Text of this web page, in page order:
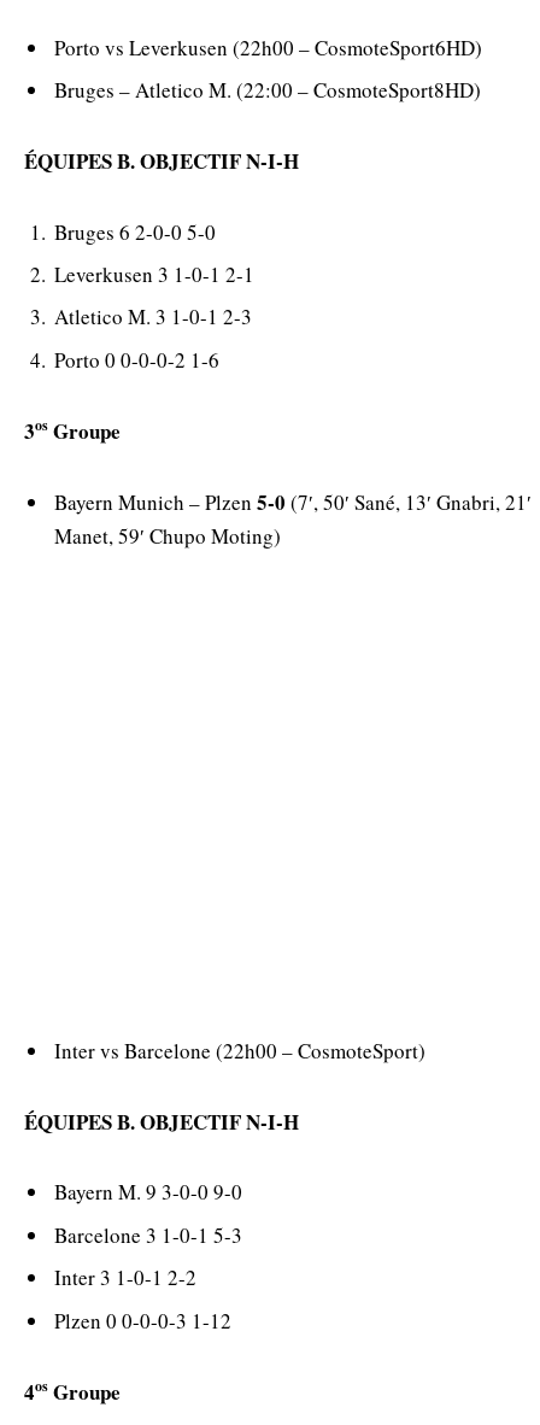
Porto vs Leverkusen (22h00 – CosmoteSport6HD)
Bruges – Atletico M. (22:00 – CosmoteSport8HD)
ÉQUIPES B. OBJECTIF N-I-H
Bruges 6 2-0-0 5-0
Leverkusen 3 1-0-1 2-1
Atletico M. 3 1-0-1 2-3
Porto 0 0-0-0-2 1-6
3os Groupe
Bayern Munich – Plzen 5-0 (7′, 50′ Sané, 13′ Gnabri, 21′
Manet, 59′ Chupo Moting)
Inter vs Barcelone (22h00 – CosmoteSport)
ÉQUIPES B. OBJECTIF N-I-H
Bayern M. 9 3-0-0 9-0
Barcelone 3 1-0-1 5-3
Inter 3 1-0-1 2-2
Plzen 0 0-0-0-3 1-12
4os Groupe